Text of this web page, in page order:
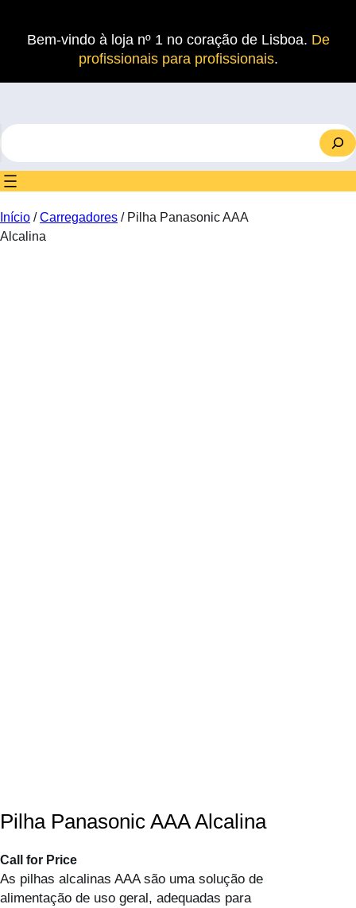
Bem-vindo à loja nº 1 no coração de Lisboa. De
profissionais para profissionais.
S
e
a
r
h
Início /Carregadores / Pilha Panasonic AAA
Alcalina
Pilha Panasonic AAA Alcalina
Call for Price
As pilhas alcalinas AAA são uma solução de
alimentação de uso geral, adequadas para